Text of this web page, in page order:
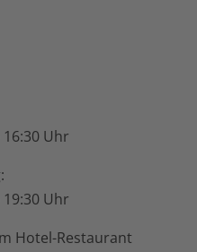
Uhr
Uhr
Hotel-Restaurant